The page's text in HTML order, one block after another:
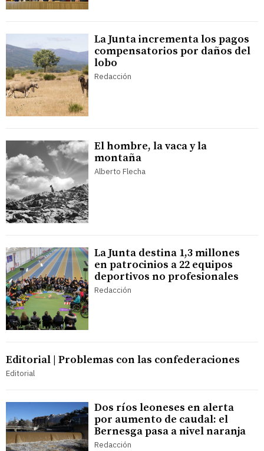
La Junta incrementa los pagos
compensatorios por daños del
lobo
Redacción
El hombre, la vaca y la
montaña
Alberto Flecha
La Junta destina 1,3 millones
en patrocinios a 22 equipos
deportivos no profesionales
Redacción
Editorial | Problemas con las confederaciones
Editorial
Dos ríos leoneses en alerta
por aumento de caudal: el
Bernesga pasa a nivel naranja
Redacción